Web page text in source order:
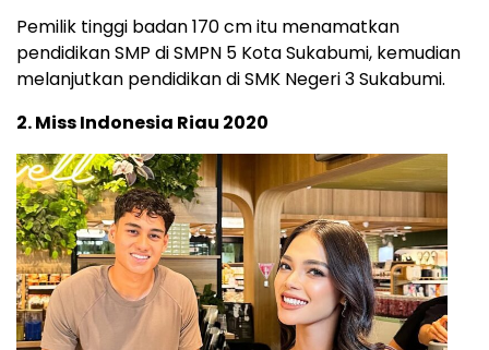
Pemilik tinggi badan 170 cm itu menamatkan
pendidikan SMP di SMPN 5 Kota Sukabumi, kemudian
melanjutkan pendidikan di SMK Negeri 3 Sukabumi.
2. Miss Indonesia Riau 2020